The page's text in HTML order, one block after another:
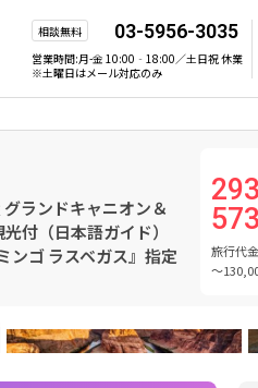
相談無料 03-5956-3035
営業時間:月-金 10:00‐18:00／土日祝 休業
※土曜日はメール対応のみ
ランドキャニオン＆
付（日本語ガイド）
ンゴ ラスベガス』指定
旅行代
～